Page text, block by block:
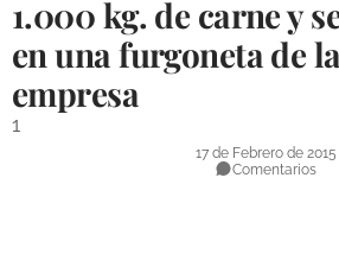
COMPETICIONES
OPINIÓN
1.000 kg. de carne y
en una furgoneta de
empresa
1
17 de Febrero de 2015
Comentarios